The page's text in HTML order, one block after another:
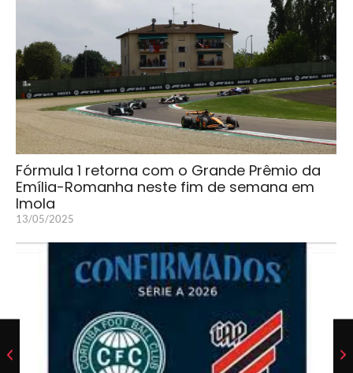
Fórmula 1 retorna com o Grande Prêmio da
Emília-Romanha neste fim de semana em
Imola
13/05/2025